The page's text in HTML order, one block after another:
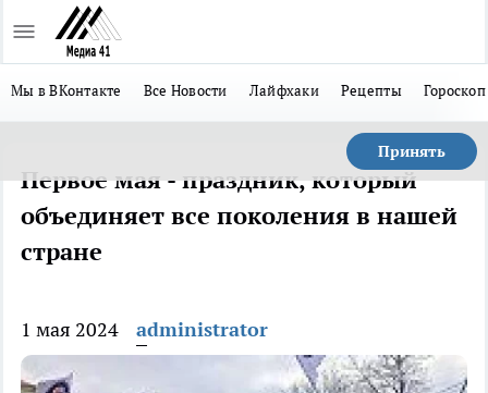
Мы в ВКонтакте Все Новости Лайфхаки Рецепты Гороскоп
Принять
Первое мая - праздник, который
объединяет все поколения в нашей
стране
1 мая 2024 administrator